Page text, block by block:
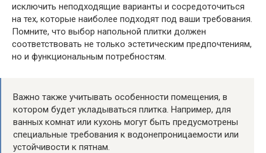
исключить неподходящие варианты и сосредоточиться
на тех, которые наиболее подходят под ваши требования.
Помните, что выбор напольной плитки должен
соответствовать не только эстетическим предпочтениям,
но и функциональным потребностям.
Важно также учитывать особенности помещения, в
котором будет укладываться плитка. Например, для
ванных комнат или кухонь могут быть предусмотрены
специальные требования к водонепроницаемости или
устойчивости к пятнам.